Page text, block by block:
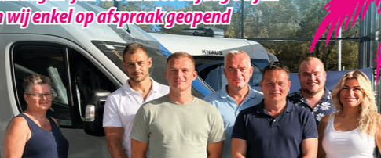
uiterst fijne optie.
tbv het woongedeelte.
het woon- douche- en slaapgedeelte.
geheelgescheiden het toilet en doucheruim.
, fontein en toiletmeubel met hier tegenover een ware douche cabine